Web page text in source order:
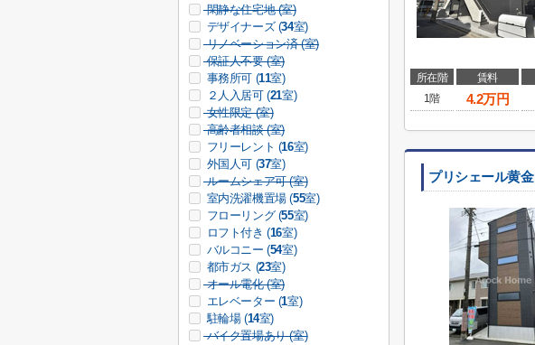
所在階 賃料
1階
4.2万円
プリシェール黄金
閑静な住宅地 (室)
デザイナーズ (34室)
リノベーション済 (室)
保証人不要 (室)
事務所可 (11室)
２人入居可 (21室)
女性限定 (室)
高齢者相談 (室)
フリーレント (16室)
外国人可 (37室)
ルームシェア可 (室)
室内洗濯機置場 (55室)
フローリング (55室)
ロフト付き (16室)
バルコニー (54室)
都市ガス (23室)
オール電化 (室)
エレベーター (1室)
駐輪場 (14室)
バイク置場あり (室)